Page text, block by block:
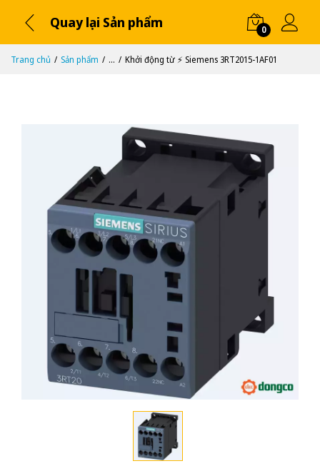
Quay lại Sản phẩm 0
Trang chủ Sản phẩm ... Khởi động từ ⚡️ Siemens 3RT2015-1AF01